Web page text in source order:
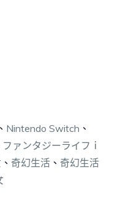
Nintendo Switch 、
ファンタジーライフｉ
、 奇幻生活 、 奇幻生活